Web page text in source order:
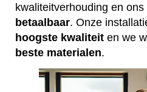
kwaliteitverhouding en ons
betaalbaar. Onze
hoogste kwaliteit en we
beste materialen.